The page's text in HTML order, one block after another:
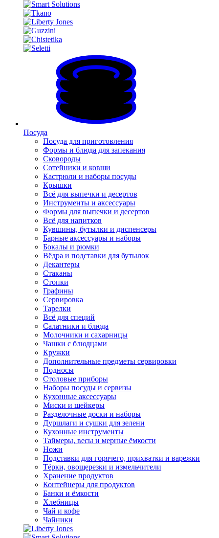
Посуда
Посуда для приготовления
Формы и блюда для запекания
Сковороды
Сотейники и ковши
Кастрюли и наборы посуды
Крышки
Всё для выпечки и десертов
Инструменты и аксессуары
Формы для выпечки и десертов
Всё для напитков
Кувшины, бутылки и диспенсеры
Барные аксессуары и наборы
Бокалы и рюмки
Вёдра и подставки для бутылок
Декантеры
Стаканы
Стопки
Графины
Сервировка
Тарелки
Всё для специй
Салатники и блюда
Молочники и сахарницы
Чашки с блюдцами
Кружки
Дополнительные предметы сервировки
Подносы
Столовые приборы
Наборы посуды и сервизы
Кухонные аксессуары
Миски и шейкеры
Разделочные доски и наборы
Дуршлаги и сушки для зелени
Кухонные инструменты
Таймеры, весы и мерные ёмкости
Ножи
Подставки для горячего, прихватки и варежки
Тёрки, овощерезки и измельчители
Хранение продуктов
Контейнеры для продуктов
Банки и ёмкости
Хлебницы
Чай и кофе
Чайники